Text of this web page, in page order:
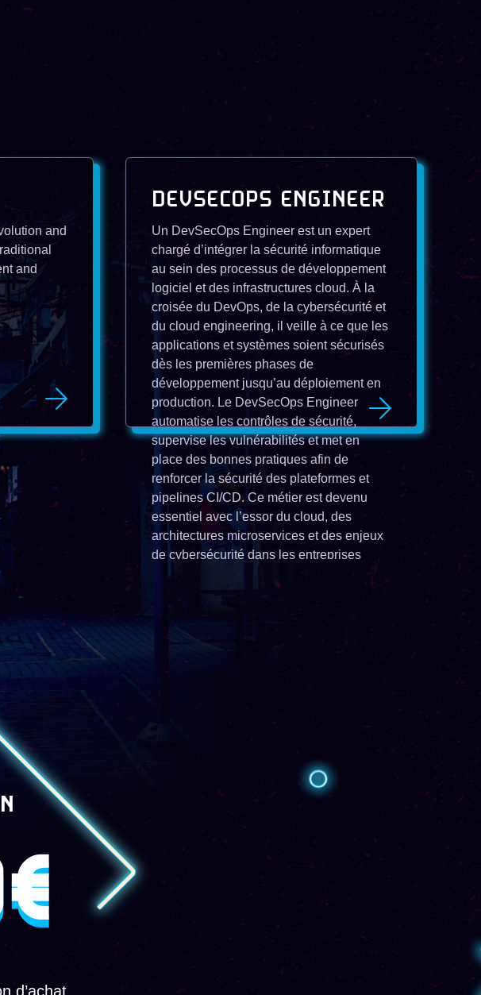
and
and
DEVSECOPS ENGINEER
Un DevSecOps Engineer est un expert
chargé d’intégrer la sécurité informatique
au sein des processus de développement
logiciel et des infrastructures cloud. À la
croisée du DevOps, de la cybersécurité et
du cloud engineering, il veille à ce que les
applications et systèmes soient sécurisés
dès les premières phases de
développement jusqu’au déploiement en
production. Le DevSecOps Engineer
automatise les contrôles de sécurité,
supervise les vulnérabilités et met en
place des bonnes pratiques afin de
renforcer la sécurité des plateformes et
pipelines CI/CD. Ce métier est devenu
essentiel avec l’essor du cloud, des
architectures microservices et des enjeux
de cybersécurité dans les entreprises
technologiques.
d’achat